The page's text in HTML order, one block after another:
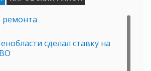
сделал ставку на